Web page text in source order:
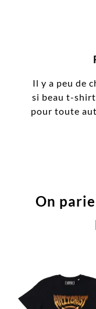
Il y a peu de
si beau t-
pour toute
On